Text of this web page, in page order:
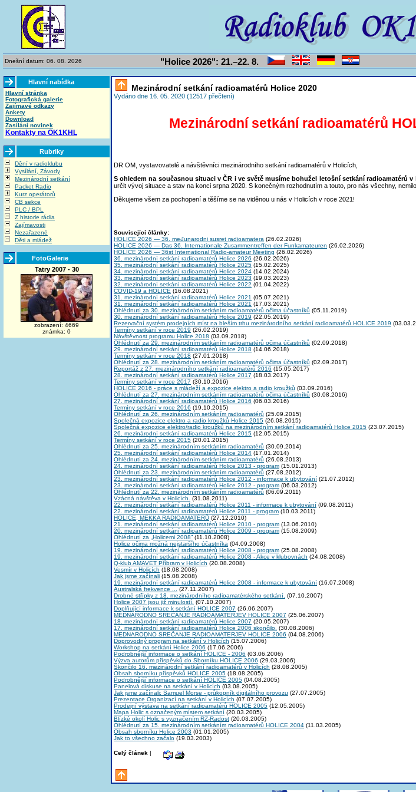
Dnešní datum: 06. 08. 2026 "Holice 2026": 21.–22. 8.
Hlavní nabídka
Hlavní stránka
Fotografická galerie
Zajímavé odkazy
Ankety
Download
Zasílání novinek
Kontakty na OK1KHL
Rubriky
Dění v radioklubu
Vysílání, Závody
Mezinárodní setkání
Packet Radio
Kurz operátorů
CB sekce
PLC / BPL
Z historie rádia
Zajímavosti
Nezařazené
Děti a mládež
FotoGalerie
Tatry 2007 - 30
zobrazení: 4669
známka: 0
Mezinárodní setkání radioamatérů Holice 2020
Vydáno dne 16. 05. 2020 (12517 přečtení)
Mezinárodní setkání radioamatérů
DR OM, vystavovatelé a návštěvníci mezinárodního setkání radioamatérů v Holicích,
S ohledem na současnou situaci v ČR i ve světě musíme bohužel letošní setkání radioamatérů
určit vývoj situace a stav na konci srpna 2020. S konečným rozhodnutím a touto, pro nás všechny,
Děkujeme všem za pochopení a těšíme se na viděnou u nás v Holicích v roce 2021!
Související články:
HOLICE 2026 — 36. međunarodni susret radioamatera (26.02.2026)
HOLICE 2026 — Das 36. Internationale Zusammentreffen der Funkamateuren (26.02.2026)
HOLICE 2026 — 36st International Radio-amateur Meeting (26.02.2026)
36. mezinárodní setkání radioamatérů Holice 2026 (26.02.2026)
35. mezinárodní setkání radioamatérů Holice 2025 (15.02.2025)
34. mezinárodní setkání radioamatérů Holice 2024 (14.02.2024)
33. mezinárodní setkání radioamatérů Holice 2023 (19.03.2023)
32. mezinárodní setkání radioamatérů Holice 2022 (01.04.2022)
COVID-19 a HOLICE (16.08.2021)
31. mezinárodní setkání radioamatérů Holice 2021 (05.07.2021)
31. mezinárodní setkání radioamatérů Holice 2021 (17.03.2021)
Ohlédnutí za 30. mezinárodním setkáním radioamatérů očima účastníků (05.11.2019)
30. mezinárodní setkání radioamatérů Holice 2019 (22.05.2019)
Rezervační systém prodejních míst na bleším trhu mezinárodního setkání radioamatérů HOLICE 2019
Termíny setkání v roce 2019 (26.02.2019)
Návštěvnost programu Holice 2018 (03.09.2018)
Ohlédnutí za 29. mezinárodním setkáním radioamatérů očima účastníků (02.09.2018)
29. mezinárodní setkání radioamatérů Holice 2018 (14.06.2018)
Termíny setkání v roce 2018 (27.01.2018)
Ohlédnutí za 28. mezinárodním setkáním radioamatérů očima účastníků (02.09.2017)
Reportáž z 27. mezinárodního setkání radioamatérů 2016 (15.05.2017)
28. mezinárodní setkání radioamatérů Holice 2017 (18.03.2017)
Termíny setkání v roce 2017 (30.10.2016)
HOLICE 2016 - práce s mládeží a expozice elektro a radio kroužků (03.09.2016)
Ohlédnutí za 27. mezinárodním setkáním radioamatérů očima účastníků (30.08.2016)
27. mezinárodní setkání radioamatérů Holice 2016 (06.03.2016)
Termíny setkání v roce 2016 (19.10.2015)
Ohlédnutí za 26. mezinárodním setkáním radioamatérů (25.09.2015)
Společná expozice elektro a radio kroužků Holice 2015 (26.08.2015)
Společná expozice elektro/radio kroužků na mezinárodním setkání radioamatérů Holice 2015 (23.07.2015)
26. mezinárodní setkání radioamatérů Holice 2015 (12.05.2015)
Termíny setkání v roce 2015 (20.01.2015)
Ohlédnutí za 25. mezinárodním setkáním radioamatérů (30.09.2014)
25. mezinárodní setkání radioamatérů Holice 2014 (17.01.2014)
Ohlédnutí za 24. mezinárodním setkáním radioamatérů (26.08.2013)
24. mezinárodní setkání radioamatérů Holice 2013 - program (15.01.2013)
Ohlédnutí za 23. mezinárodním setkáním radioamatérů (27.08.2012)
23. mezinárodní setkání radioamatérů Holice 2012 - informace k ubytování (21.07.2012)
23. mezinárodní setkání radioamatérů Holice 2012 - program (06.03.2012)
Ohlédnutí za 22. mezinárodním setkáním radioamatérů (06.09.2011)
Vzácná návštěva v Holicích.
(31.08.2011)
22. mezinárodní setkání radioamatérů Holice 2011 - informace k ubytování (09.08.2011)
22. mezinárodní setkání radioamatérů Holice 2011 - program (10.03.2011)
HOLICE, MEKKA RADIOAMATÉRŮ (27.12.2010)
21. mezinárodní setkání radioamatérů Holice 2010 - program (13.06.2010)
20. mezinárodní setkání radioamatérů Holice 2009 - program (15.08.2009)
Ohlédnutí za „Holicemi 2008” (11.10.2008)
Holice očima možná nejstaršího účastníka (04.09.2008)
19. mezinárodní setkání radioamatérů Holice 2008 - program (25.08.2008)
19. mezinárodní setkání radioamatérů Holice 2008 - Akce v klubovnách (24.08.2008)
Q-klub AMAVET Příbram v Holicích (20.08.2008)
Vesmír v Holicích (18.08.2008)
Jak jsme začínali (15.08.2008)
19. mezinárodní setkání radioamatérů Holice 2008 - informace k ubytování (16.07.2008)
Australská frekvence ...
(27.11.2007)
Drobné střípky z 18. mezinárodního radioamatérského setkání. (07.10.2007)
Holice 2007 jsou již minulostí. (07.10.2007)
Doplňující informace k setkání HOLICE 2007 (26.06.2007)
MEDNARODNO SREČANJE RADIOAMATERJEV HOLICE 2007 (25.06.2007)
18. mezinárodní setkání radioamatérů Holice 2007 (20.05.2007)
17. mezinárodní setkání radioamatérů Holice 2006 skončilo. (30.08.2006)
MEDNARODNO SREČANJE RADIOAMATERJEV HOLICE 2006 (04.08.2006)
Doprovodný program na setkání v Holicích (15.07.2006)
Workshop na setkání Holice 2006 (17.06.2006)
Podrobnější informace o setkání HOLICE - 2006 (03.06.2006)
Výzva autorům příspěvků do Sborníku HOLICE 2006 (29.03.2006)
Skončilo 16. mezinárodní setkání radioamatérů v Holicích (28.08.2005)
Obsah sborníku příspěvků HOLICE 2005 (18.08.2005)
Podrobnější informace o setkání HOLICE 2005 (04.08.2005)
Panelová diskuse na setkání v Holicích (03.08.2005)
Jak jsme začínali: Samuel Morse - průkopník digitálního provozu (27.07.2005)
Prezentace Organizací na setkání v Holicích (07.07.2005)
Prodejní výstava na setkání radioamatérů HOLICE 2005 (12.05.2005)
Mapa Holic s označeným místem setkání (20.03.2005)
Blízké okolí Holic s vyznačením RZ-Radost (20.03.2005)
Ohlédnutí za 15. mezinárodním setkáním radioamatérů HOLICE 2004 (11.03.2005)
Obsah sborníku Holice 2003 (01.01.2005)
Jak to všechno začalo (19.03.2003)
Celý článek |